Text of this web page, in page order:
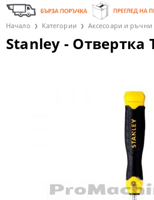
Начало Категории Аксесоари и ръчни
Stanley - Отвертка